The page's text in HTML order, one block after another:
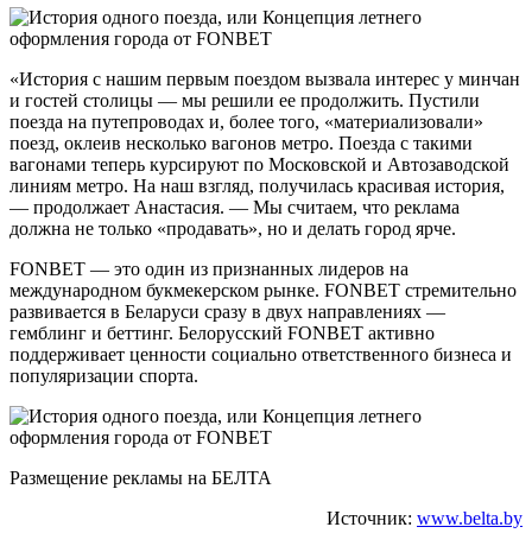
«История с нашим первым поездом вызвала интерес у минчан
и гостей столицы — мы решили ее продолжить. Пустили
поезда на путепроводах и, более того, «материализовали»
поезд, оклеив несколько вагонов метро. Поезда с такими
вагонами теперь курсируют по Московской и Автозаводской
линиям метро. На наш взгляд, получилась красивая история,
— продолжает Анастасия. — Мы считаем, что реклама
должна не только «продавать», но и делать город ярче.
FONBET — это один из признанных лидеров на
международном букмекерском рынке. FONBET стремительно
развивается в Беларуси сразу в двух направлениях —
гемблинг и беттинг. Белорусский FONBET активно
поддерживает ценности социально ответственного бизнеса и
популяризации спорта.
Размещение рекламы на БЕЛТА
Источник: www.belta.by